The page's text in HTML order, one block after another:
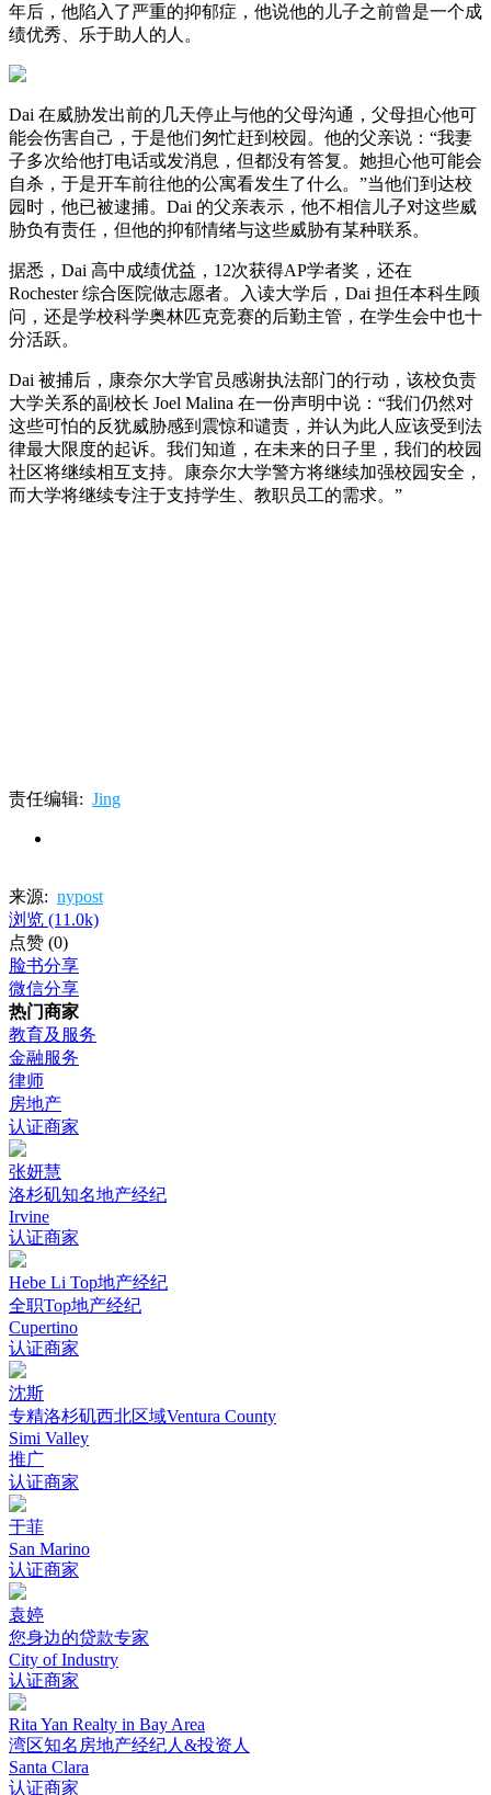
年后，他陷入了严重的抑郁症，他说他的儿子之前曾是一个成
绩优秀、乐于助人的人。
Dai 在威胁发出前的几天停止与他的父母沟通，父母担心他可
能会伤害自己，于是他们匆忙赶到校园。他的父亲说：“我妻
子多次给他打电话或发消息，但都没有答复。她担心他可能会
自杀，于是开车前往他的公寓看发生了什么。”当他们到达校
园时，他已被逮捕。Dai 的父亲表示，他不相信儿子对这些威
胁负有责任，但他的抑郁情绪与这些威胁有某种联系。
据悉，Dai 高中成绩优益，12次获得AP学者奖，还在
Rochester 综合医院做志愿者。入读大学后，Dai 担任本科生顾
问，还是学校科学奥林匹克竞赛的后勤主管，在学生会中也十
分活跃。
Dai 被捕后，康奈尔大学官员感谢执法部门的行动，该校负责
大学关系的副校长 Joel Malina 在一份声明中说：“我们仍然对
这些可怕的反犹威胁感到震惊和谴责，并认为此人应该受到法
律最大限度的起诉。我们知道，在未来的日子里，我们的校园
社区将继续相互支持。康奈尔大学警方将继续加强校园安全，
而大学将继续专注于支持学生、教职员工的需求。”
责任编辑: Jing
来源: nypost
浏览 (11.0k)
点赞 (0)
脸书分享
微信分享
热门商家
教育及服务
金融服务
律师
房地产
认证商家
张妍慧
洛杉矶知名地产经纪
Irvine
认证商家
Hebe Li Top地产经纪
全职Top地产经纪
Cupertino
认证商家
沈斯
专精洛杉矶西北区域Ventura County
Simi Valley
推广
认证商家
于菲
San Marino
认证商家
袁婷
您身边的贷款专家
City of Industry
认证商家
Rita Yan Realty in Bay Area
湾区知名房地产经纪人&投资人
Santa Clara
认证商家